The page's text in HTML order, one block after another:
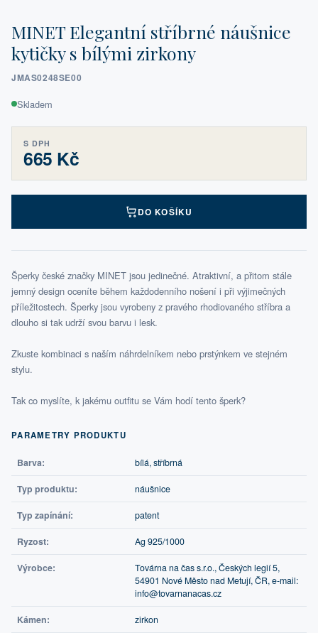
MINET Elegantní stříbrné náušnice
kytičky s bílými zirkony
JMAS0248SE00
Skladem
S DPH
665 Kč
DO KOŠÍKU
Šperky české značky MINET jsou jedinečné. Atraktivní, a přitom stále
jemný design oceníte během každodenního nošení i při výjimečných
příležitostech. Šperky jsou vyrobeny z pravého rhodiovaného stříbra a
dlouho si tak udrží svou barvu i lesk.
Zkuste kombinaci s naším náhrdelníkem nebo prstýnkem ve stejném
stylu.
Tak co myslíte, k jakému outfitu se Vám hodí tento šperk?
PARAMETRY PRODUKTU
Barva: bílá, stříbrná
Typ produktu: náušnice
Typ zapínání: patent
Ryzost: Ag 925/1000
Výrobce:
Továrna na čas s.r.o., Českých legií 5,
54901 Nové Město nad Metují, ČR, e-mail:
info@tovarnanacas.cz
Kámen: zirkon